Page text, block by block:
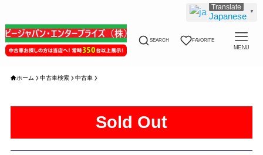
SEARCH FAVORITE
MENU
ホーム 中古車検索 中古車
Sold Out
Japanese ▼